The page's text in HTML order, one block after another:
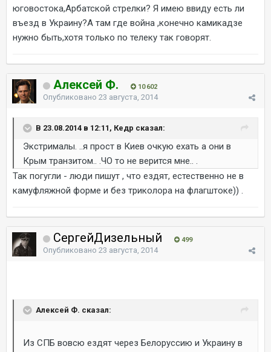
юговостока,Арбатской стрелки? Я имею ввиду есть ли
въезд в Украину?А там где война ,конечно камикадзе
нужно быть,хотя только по телеку так говорят.
Алексей Ф. 10 602
Опубликовано 23 августа, 2014
В 23.08.2014 в 12:11, Кедр сказал:
Экстрималы. ..я прост в Киев очкую ехать а они в
Крым транзитом.. .ЧО то не верится мне.. .
Так погугли - люди пишут , что ездят, естественно не в
камуфляжной форме и без триколора на флагштоке)) .
СергейДизельный 499
Опубликовано 23 августа, 2014
Алексей Ф. сказал:
Из СПБ вовсю ездят через Белоруссию и Украину в